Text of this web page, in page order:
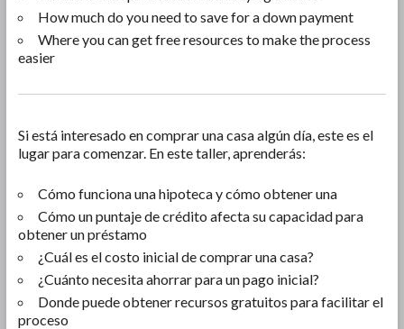
How much do you need to save for a down payment
Where you can get free resources to make the process
easier
Si está interesado en comprar una casa algún día, este es el
lugar para comenzar. En este taller, aprenderás:
Cómo funciona una hipoteca y cómo obtener una
Cómo un puntaje de crédito afecta su capacidad para
obtener un préstamo
¿Cuál es el costo inicial de comprar una casa?
¿Cuánto necesita ahorrar para un pago inicial?
Donde puede obtener recursos gratuitos para facilitar el
proceso